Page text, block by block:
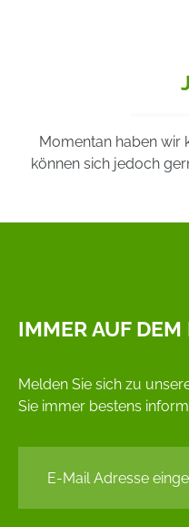
Momentan haben wir
können sich jedoch
IMMER AUF
Melden Sie sich zu
Sie immer bestens